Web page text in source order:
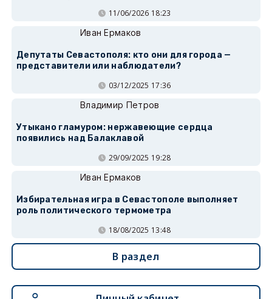
11/06/2026 18:23
Иван Ермаков
Депутаты Севастополя: кто они для города —
представители или наблюдатели?
03/12/2025 17:36
Владимир Петров
Утыкано гламуром: нержавеющие сердца
появились над Балаклавой
29/09/2025 19:28
Иван Ермаков
Избирательная игра в Севастополе выполняет
роль политического термометра
18/08/2025 13:48
В раздел